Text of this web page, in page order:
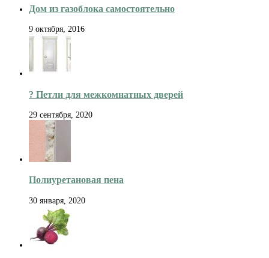
Дом из газоблока самостоятельно
9 октября, 2016
? Петли для межкомнатных дверей
29 сентября, 2020
Полиуретановая пена
30 января, 2020